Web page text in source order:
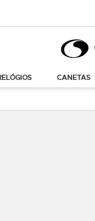
CANETAS